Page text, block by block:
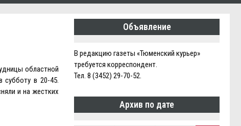
областной
субботу в 20-45.
и на жестких
Объявление
В редакцию газеты «Тюменский курьер»
требуется корреспондент.
Тел. 8 (3452) 29-70-52.
Архив по дате